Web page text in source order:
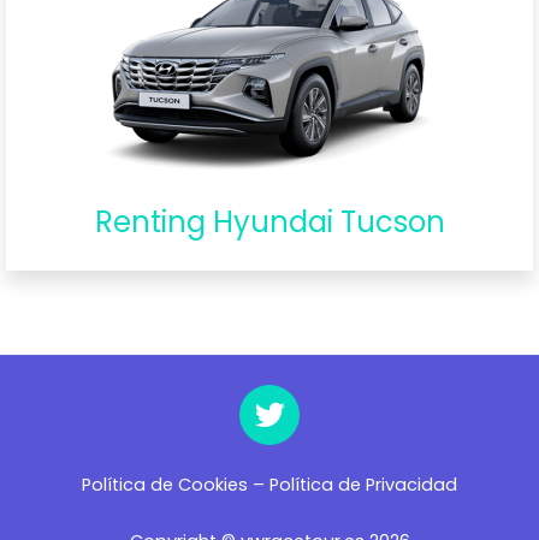
Renting Hyundai Tucson
Política de Cookies – Política de Privacidad